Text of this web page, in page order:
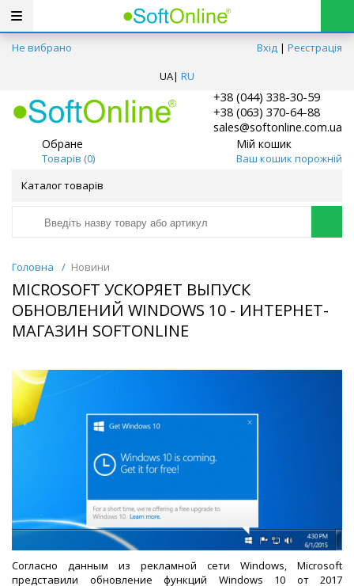
Не вибрано Вхід | Реєстрація
UA| RU
+38 (044) 338-30-59
+38 (063) 370-64-88
sales@softonline.com.ua
Обране
Товарів (0)
Мій кошик
Ваш кошик порожній
Каталог товарів
Головна / Новини
MICROSOFT УСКОРЯЕТ ВЫПУСК
ОБНОВЛЕНИЙ WINDOWS 10 - ИНТЕРНЕТ-
МАГАЗИН SOFTONLINE
Согласно данным из рекламной сети Windows, Microsoft
представили обновление функций Windows 10 от 2017